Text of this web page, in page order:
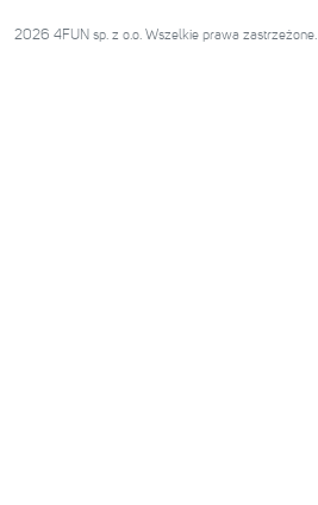
2026 4FUN sp. z o.o. Wszelkie prawa zastrzeżone.